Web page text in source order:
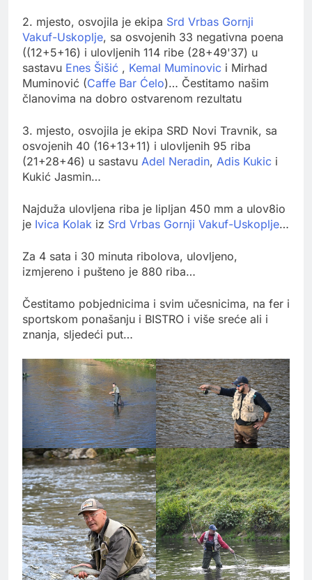
2. mjesto, osvojila je ekipa Srd Vrbas Gornji
Vakuf-Uskoplje, sa osvojenih 33 negativna poena
((12+5+16) i ulovljenih 114 ribe (28+49'37) u
sastavu Enes Šišić , Kemal Muminovic i Mirhad
Muminović (Caffe Bar Ćelo)… Čestitamo našim
članovima na dobro ostvarenom rezultatu
3. mjesto, osvojila je ekipa SRD Novi Travnik, sa
osvojenih 40 (16+13+11) i ulovljenih 95 riba
(21+28+46) u sastavu Adel Neradin, Adis Kukic i
Kukić Jasmin…
Najduža ulovljena riba je lipljan 450 mm a ulov8io
je Ivica Kolak iz Srd Vrbas Gornji Vakuf-Uskoplje…
Za 4 sata i 30 minuta ribolova, ulovljeno,
izmjereno i pušteno je 880 riba…
Čestitamo pobjednicima i svim učesnicima, na fer i
sportskom ponašanju i BISTRO i više sreće ali i
znanja, sljedeći put…